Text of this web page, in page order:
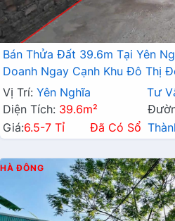
Bán Thửa Đất 39.6m Tại Yên
Doanh Ngay Cạnh Khu Đô Thị
Vị Trí: Yên Nghĩa Tư
Diện Tích: 39.6m²
Giá:6.5-7 Tỉ Đã Có Sổ
HÀ ĐÔNG